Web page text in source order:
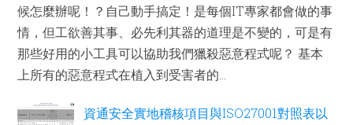
候怎麼辦呢！？自己動手搞定！是每個IT專家都會做的事
情，但工欲善其事、必先利其器的道理是不變的，可是有
那些好用的小工具可以協助我們獵殺惡意程式呢？ 基本
上所有的惡意程式在植入到受害者的...
資通安全實地稽核項目與ISO27001對照表以